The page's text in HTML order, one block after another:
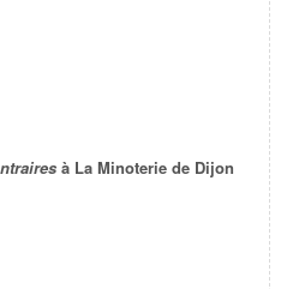
à La Minoterie de Dijon